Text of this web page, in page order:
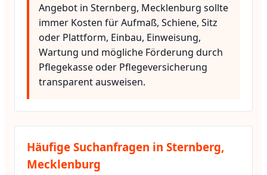
Angebot in Sternberg, Mecklenburg sollte
immer Kosten für Aufmaß, Schiene, Sitz
oder Plattform, Einbau, Einweisung,
Wartung und mögliche Förderung durch
Pflegekasse oder Pflegeversicherung
transparent ausweisen.
Häufige Suchanfragen in Sternberg,
Mecklenburg